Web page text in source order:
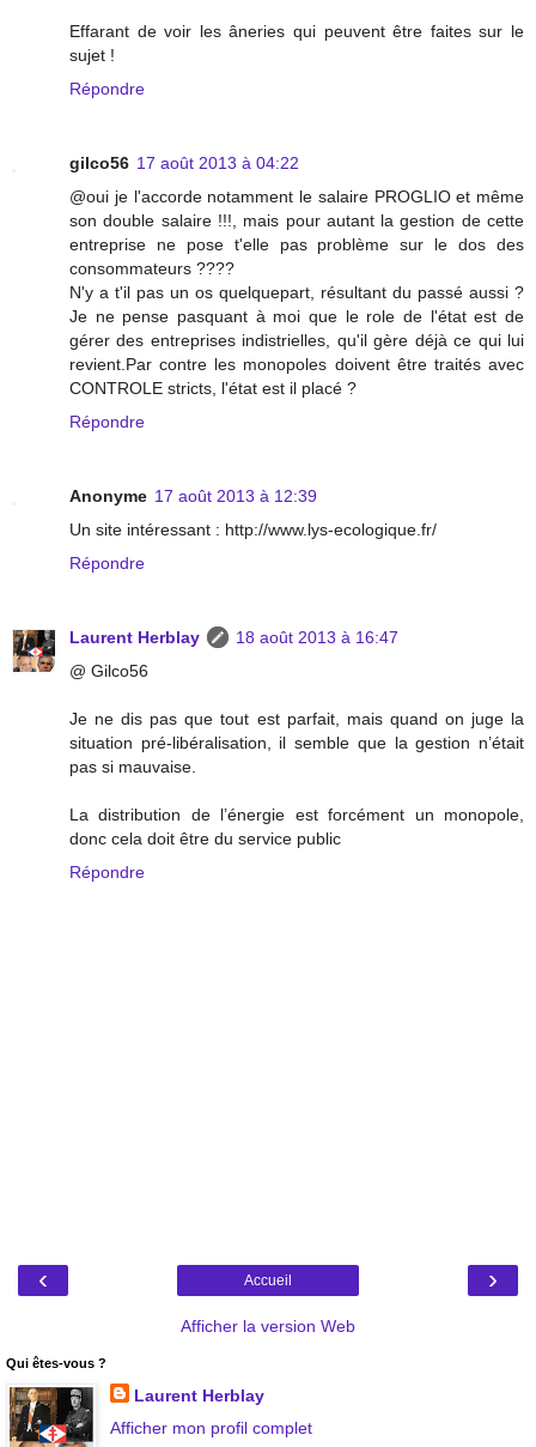
Effarant de voir les âneries qui peuvent être faites sur le
sujet !
Répondre
gilco56 17 août 2013 à 04:22
@oui je l'accorde notamment le salaire PROGLIO et même
son double salaire !!!, mais pour autant la gestion de cette
entreprise ne pose t'elle pas problème sur le dos des
consommateurs ????
N'y a t'il pas un os quelquepart, résultant du passé aussi ?
Je ne pense pasquant à moi que le role de l'état est de
gérer des entreprises indistrielles, qu'il gère déjà ce qui lui
revient.Par contre les monopoles doivent être traités avec
CONTROLE stricts, l'état est il placé ?
Répondre
Anonyme 17 août 2013 à 12:39
Un site intéressant : http://www.lys-ecologique.fr/
Répondre
Laurent Herblay
18 août 2013 à 16:47
@ Gilco56
Je ne dis pas que tout est parfait, mais quand on juge la
situation pré-libéralisation, il semble que la gestion n’était
pas si mauvaise.
La distribution de l’énergie est forcément un monopole,
donc cela doit être du service public
Répondre
‹ ›
Accueil
Afficher la version Web
Qui êtes-vous ?
Laurent Herblay
Afficher mon profil complet